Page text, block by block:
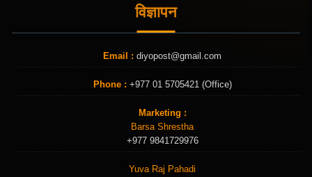
विज्ञापन
Email : diyopost@gmail.com
Phone : +977 01 5705421 (Office)
Marketing :
Barsa Shrestha
+977 9841729976
Yuva Raj Pahadi